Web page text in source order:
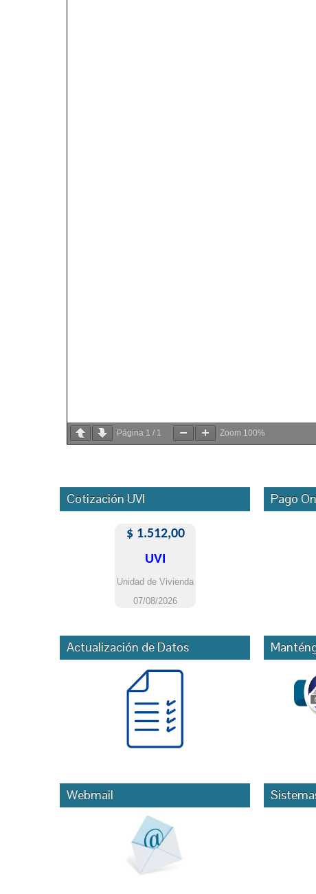
Página 1 / 1 Zoom 100%
Cotización UVI Pago
Actualización de Datos
Webmail